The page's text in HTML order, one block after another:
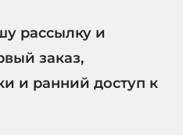
рассылку и
заказ,
и ранний доступ к